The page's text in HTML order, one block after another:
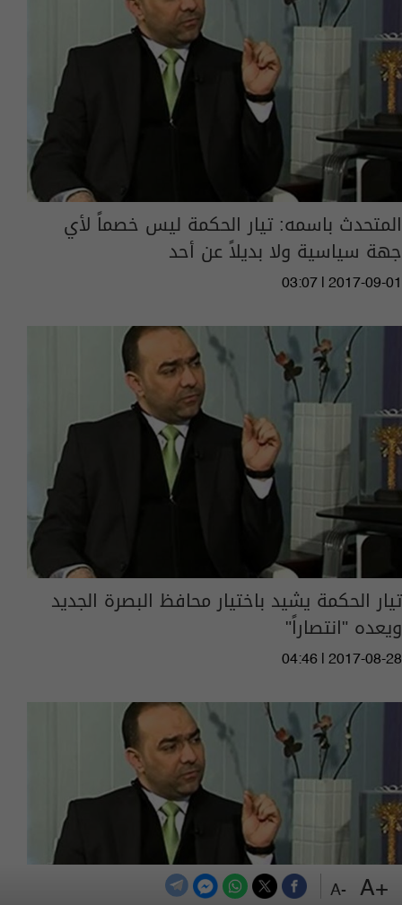
+A
-A
المتحدث باسمه: تيار الحكمة ليس خصماً لأي
جهة سياسية ولا بديلاً عن أحد
03:07 | 2017-09-01
تيار الحكمة يشيد باختيار محافظ البصرة الجديد
ويعده "انتصاراً"
04:46 | 2017-08-28